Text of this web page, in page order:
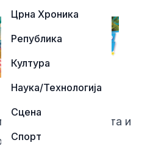
Црна Хроника
Република
Култура
Наука/Технологија
Сцена
Спорт
Усвојувањето на
во енергетиката и
на правична